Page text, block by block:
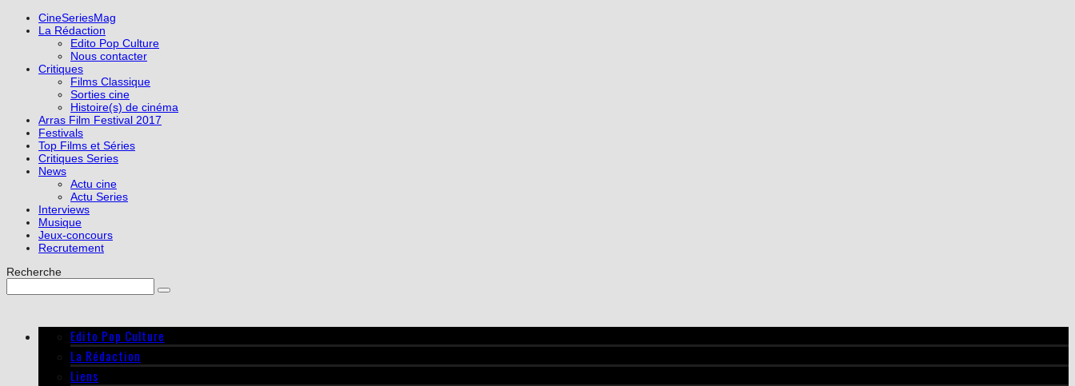
CineSeriesMag
La Rédaction
Edito Pop Culture
Nous contacter
Critiques
Films Classique
Sorties cine
Histoire(s) de cinéma
Arras Film Festival 2017
Festivals
Top Films et Séries
Critiques Series
News
Actu cine
Actu Series
Interviews
Musique
Jeux-concours
Recrutement
Recherche
Edito Pop Culture
La Rédaction
Liens